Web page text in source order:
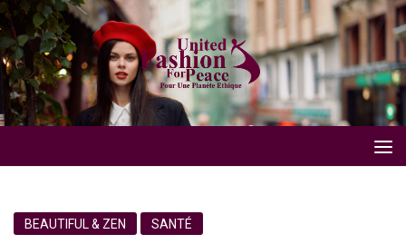
BEAUTIFUL & ZEN SANTÉ